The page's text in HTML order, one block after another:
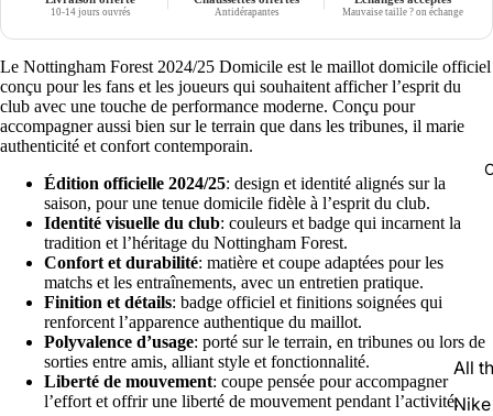
All
Nike
10-14 jours ouvrés Antidérapantes Mauvaise taille ? on échange
Le Nottingham Forest 2024/25 Domicile est le maillot domicile officiel
conçu pour les fans et les joueurs qui souhaitent afficher l’esprit du
club avec une touche de performance moderne. Conçu pour
accompagner aussi bien sur le terrain que dans les tribunes, il marie
authenticité et confort contemporain.
Édition officielle 2024/25: design et identité alignés sur la
saison, pour une tenue domicile fidèle à l’esprit du club.
Identité visuelle du club: couleurs et badge qui incarnent la
tradition et l’héritage du Nottingham Forest.
Confort et durabilité: matière et coupe adaptées pour les
matchs et les entraînements, avec un entretien pratique.
Finition et détails: badge officiel et finitions soignées qui
renforcent l’apparence authentique du maillot.
Polyvalence d’usage: porté sur le terrain, en tribunes ou lors de
sorties entre amis, alliant style et fonctionnalité.
Liberté de mouvement: coupe pensée pour accompagner
l’effort et offrir une liberté de mouvement pendant l’activité.